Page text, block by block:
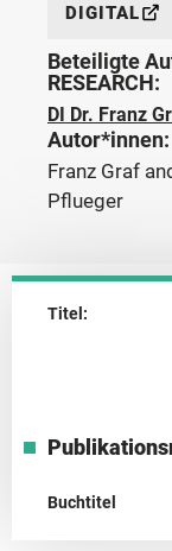
DIGITAL
Beteiligte
RESEARCH:
DI Dr. Franz
Autor*innen:
Franz Graf
Pflueger
Titel:
Buchtitel